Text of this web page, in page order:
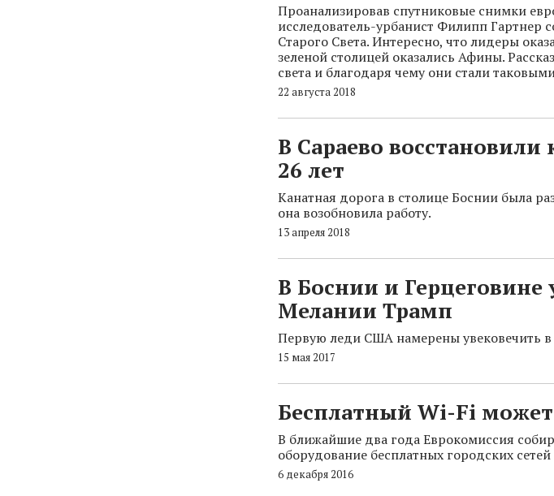
Проанализировав спутниковые снимки
исследователь-урбанист Филипп Гартнер
Старого Света. Интересно, что лидеры
зеленой столицей оказались Афины.
света и благодаря чему они стали
22 августа 2018
В Сараево восстановили
26 лет
Канатная дорога в столице Боснии была
она возобновила работу.
13 апреля 2018
В Боснии и Герцеговине
Мелании Трамп
Первую леди США намерены увековечить в
15 мая 2017
Бесплатный Wi-Fi
В ближайшие два года Еврокомиссия
оборудование бесплатных городских
6 декабря 2016